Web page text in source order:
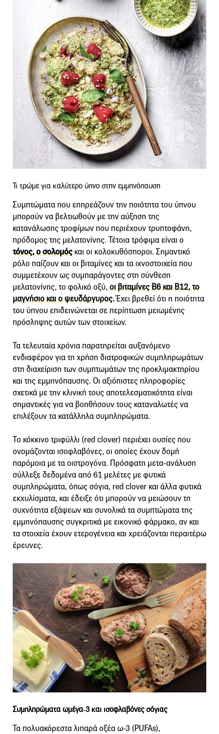
Τι τρώμε για καλύτερο ύπνο στην εμμηνόπαυση
Συμπτώματα που επηρεάζουν την ποιότητα του ύπνου
μπορούν να βελτιωθούν με την αύξηση της
κατανάλωσης τροφίμων που περιέχουν τρυπτοφάνη,
πρόδομος της μελατονίνης. Τέτοια τρόφιμα είναι ο
τόνος, ο σολομόςκαι οι κολοκυθόσποροι. Σημαντικό
ρόλο παίζουν και οι βιταμίνες και τα ιχνοστοιχεία που
συμμετέχουν ως συμπαράγοντες στη σύνθεση
μελατονίνης, το φολικό οξύ, οι βιταμίνες Β6 και Β12, το
μαγνήσιο και ο ψευδάργυρος.Έχει βρεθεί ότι η ποιότητα
του ύπνου επιδεινώνεται σε περίπτωση μειωμένης
πρόσληψης αυτών των στοιχείων.
Τα τελευταία χρόνια παρατηρείται αυξανόμενο
ενδιαφέρον για τη χρήση διατροφικών συμπληρωμάτων
στη διαχείριση των συμπτωμάτων της προκλιμακτηρίου
και της εμμηνόπαυσης. Οι αξιόπιστες πληροφορίες
σχετικά με την κλινική τους αποτελεσματικότητα είναι
σημαντικές για να βοηθήσουν τους καταναλωτές να
επιλέξουν τα κατάλληλα συμπληρώματα.
Το κόκκινο τριφύλλι (red clover) περιέχει ουσίες που
ονομάζονται ισοφλαβόνες, οι οποίες έχουν δομή
παρόμοια με τα οιστρογόνα. Πρόσφατη μετα‑ανάλυση
σύλλεξε δεδομένα από 61 μελέτες με φυτικά
συμπληρώματα, όπως σόγια, red clover και άλλα φυτικά
εκχυλίσματα, και έδειξε ότι μπορούν να μειώσουν τη
συχνότητα εξάψεων και συνολικά τα συμπτώματα της
εμμηνόπαυσης συγκριτικά με εικονικό φάρμακο, αν και
τα στοιχεία έχουν ετερογένεια και χρειάζονται περαιτέρω
έρευνες.
Συμπληρώματα ωμέγα‑3 και ισοφλαβόνες σόγιας
Τα πολυακόρεστα λιπαρά οξέα ω-3 (PUFAs),